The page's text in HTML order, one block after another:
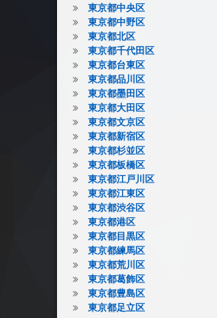
東京都中央区
東京都中野区
東京都北区
東京都千代田区
東京都台東区
東京都品川区
東京都墨田区
東京都大田区
東京都文京区
東京都新宿区
東京都杉並区
東京都板橋区
東京都江戸川区
東京都江東区
東京都渋谷区
東京都港区
東京都目黒区
東京都練馬区
東京都荒川区
東京都葛飾区
東京都豊島区
東京都足立区